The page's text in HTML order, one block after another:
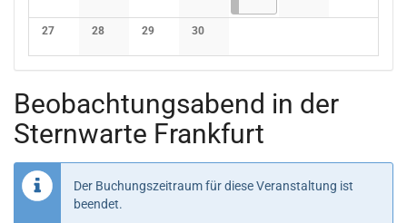
Keine Veranstaltungen
Keine Veranstaltungen
Keine Veranstaltungen
Keine VeranstaltungenKeine Veranstaltungen
Keine
27
Keine Veranstaltungen
28
Keine Veranstaltungen
29
Keine Veranstaltungen
30
Keine Veranstaltungen
Beobachtungsabend in der
Sternwarte Frankfurt
Der Buchungszeitraum für diese Veranstaltung ist
beendet.